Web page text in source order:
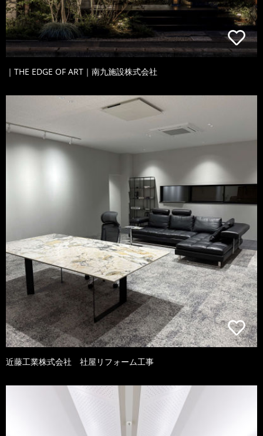
｜THE EDGE OF ART｜南九施設株式会社
近藤工業株式会社 社屋リフォーム工事